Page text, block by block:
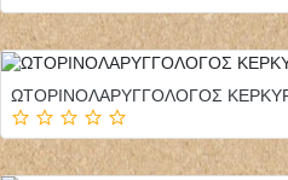
ΩΤΟΡΙΝΟΛΑΡΥΓΓΟΛΟΓΟΣ